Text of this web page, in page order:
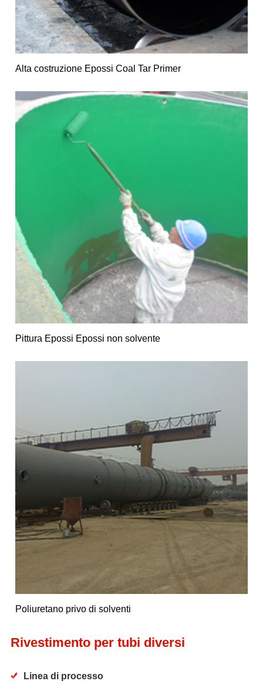
Alta costruzione Epossi Coal Tar Primer
Pittura Epossi Epossi non solvente
Poliuretano privo di solventi
Rivestimento per tubi diversi
Linea di processo